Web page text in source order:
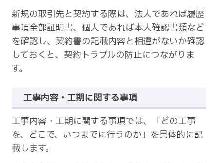
新規の取引先と契約する際は、法人であれば履歴
事項全部証明書、個人であれば本人確認書類など
を確認し、契約書の記載内容と相違がないか確認
しておくと、契約トラブルの防止につながりま
す。
工事内容・工期に関する事項
工事内容・工期に関する事項では、「どの工事
を、どこで、いつまでに行うのか」を具体的に記
載します。